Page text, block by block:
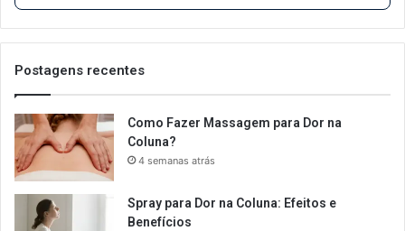
Postagens recentes
Como Fazer Massagem para Dor na
Coluna?
4 semanas atrás
Spray para Dor na Coluna: Efeitos e
Benefícios